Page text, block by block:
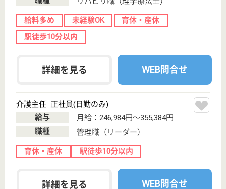
介護転職お悩み相談室
介護業界給与データ